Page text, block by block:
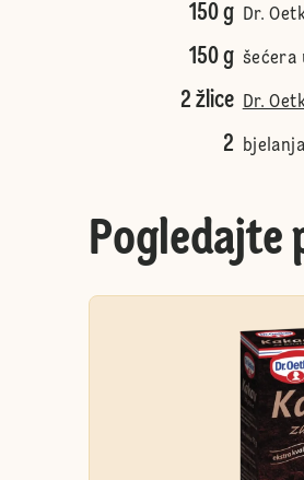
150 g Dr.
150 g šećera
2 žlice Dr.
2
Pogledajte